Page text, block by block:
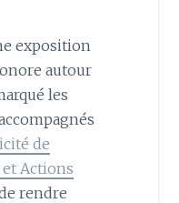
exposition
autour
les
de
et Actions
rendre